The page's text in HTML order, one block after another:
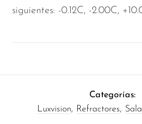
siguientes: -0.12C, -2.00C,
Categorías:
Luxvision, Refractores,